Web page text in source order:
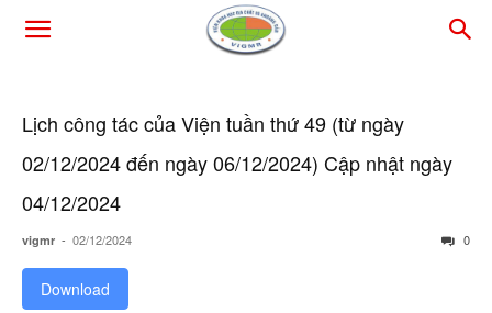
Lịch công tác của Viện tuần thứ 49 (từ ngày
02/12/2024 đến ngày 06/12/2024) Cập nhật ngày
04/12/2024
vigmr - 02/12/2024 0
Download